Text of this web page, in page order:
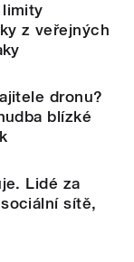
limity
z veřejných
dronu?
blízké
Lidé za
sítě,